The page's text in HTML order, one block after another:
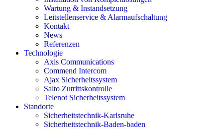
Wartung & Instandsetzung
Leitstellenservice & Alarmaufschaltung
Kontakt
News
Referenzen
Technologie
Axis Communications
Commend Intercom
Ajax Sicherheitssystem​
Salto Zutrittskontrolle
Telenot Sicherheitssystem
Standorte
Sicherheitstechnik-Karlsruhe
Sicherheitstechnik-Baden-baden